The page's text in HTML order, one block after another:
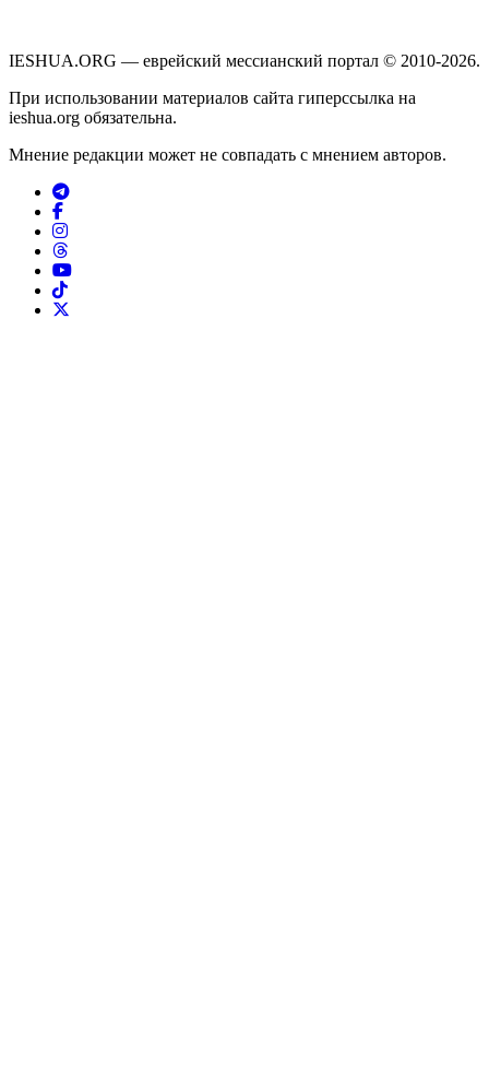
IESHUA.ORG — еврейский мессианский портал © 2010-2026.
При использовании материалов сайта гиперссылка на
ieshua.org обязательна.
Мнение редакции может не совпадать с мнением авторов.